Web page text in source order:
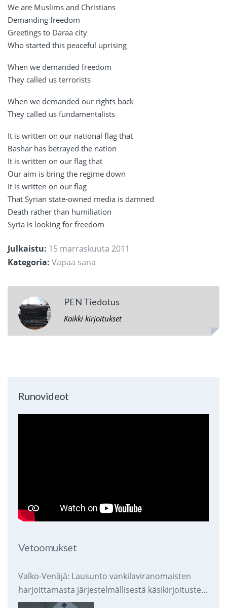
We are Muslims and Christians
Demanding freedom
Greetings to Daraa city
Who started this peaceful uprising
When we demanded freedom
They called us terrorists
When we demanded our rights back
They called us fundamentalists
It is written on our national flag that
Bashar has betrayed the nation
It is written on our flag that
Our aim is bring the regime down
It is written on our flag
That Syrian state-owned media is damned
Death rather than humiliation
Syria is looking for freedom
Julkaistu: 15 marraskuuta 2011
Kategoria: Vapaa sana
PEN Tiedotus
Kaikki kirjoitukset
Runovideot
Vetoomukset
Valko-Venäjä: Lausunto vankilaviranomaisten
harjoittamasta järjestelmällisestä käsikirjoitusten
takavarikoinnista ja tuhoamisesta